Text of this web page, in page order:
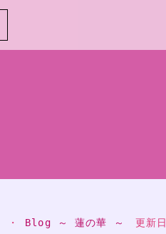
・ Blog ～ 蓮の華 ～ 更新日